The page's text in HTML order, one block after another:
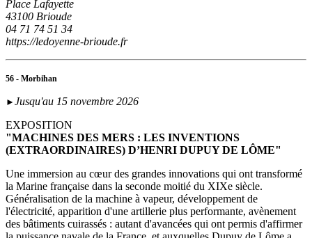
Place Lafayette
43100 Brioude
04 71 74 51 34
https://ledoyenne-brioude.fr
56 - Morbihan
► Jusqu'au 15 novembre 2026
EXPOSITION
"MACHINES DES MERS : LES INVENTIONS
(EXTRAORDINAIRES) D’HENRI DUPUY DE LÔME"
Une immersion au cœur des grandes innovations qui ont transformé
la Marine française dans la seconde moitié du XIXe siècle.
Généralisation de la machine à vapeur, développement de
l'électricité, apparition d'une artillerie plus performante, avènement
des bâtiments cuirassés : autant d'avancées qui ont permis d'affirmer